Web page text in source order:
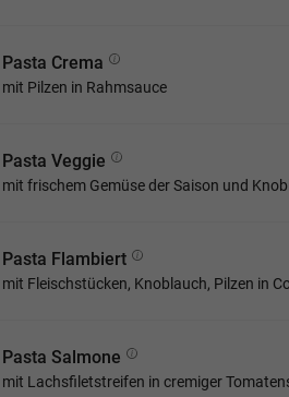
Pasta Crema
mit Pilzen in Rahmsauce
Pasta Veggie
mit frischem Gemüse der Saison und
Pasta Flambiert
mit Fleischstücken, Knoblauch, Pilzen in
Pasta Salmone
mit Lachsfiletstreifen in cremiger